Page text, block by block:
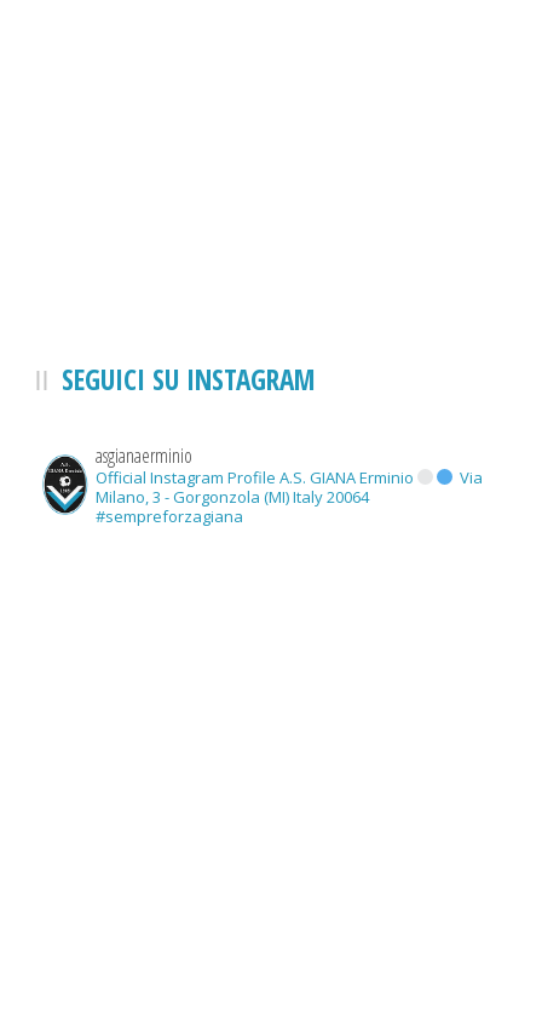
SEGUICI SU INSTAGRAM
asgianaerminio
Official Instagram Profile A.S. GIANA Erminio
Via
Milano, 3 - Gorgonzola (MI) Italy 20064
#sempreforzagiana